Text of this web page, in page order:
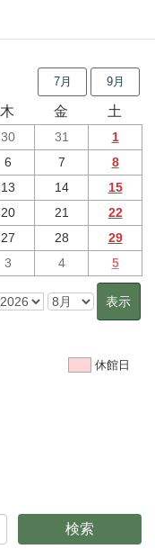
7月 9月
木 金 土
30 31
1
6 7
8
13 14
15
20 21
22
27 28
29
3 4 5
休館日